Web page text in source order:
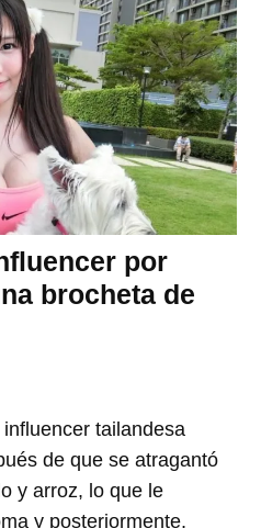
por
brocheta de
tailandesa
de que se atragantó
y arroz, lo que le
y posteriormente,